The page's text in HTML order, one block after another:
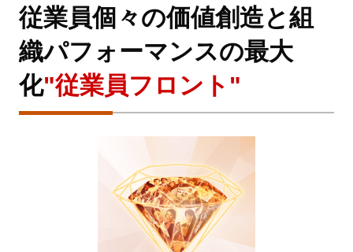
従業員個々の価値創造と組
織パフォーマンスの最大
化"従業員フロント"